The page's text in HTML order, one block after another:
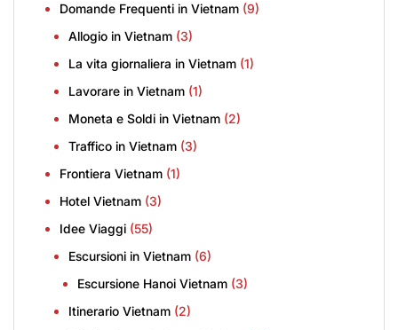
Domande Frequenti in Vietnam (9)
Allogio in Vietnam (3)
La vita giornaliera in Vietnam (1)
Lavorare in Vietnam (1)
Moneta e Soldi in Vietnam (2)
Traffico in Vietnam (3)
Frontiera Vietnam (1)
Hotel Vietnam (3)
Idee Viaggi (55)
Escursioni in Vietnam (6)
Escursione Hanoi Vietnam (3)
Itinerario Vietnam (2)